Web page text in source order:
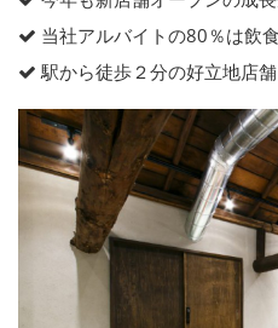
当社アルバイトの80％は飲
駅から徒歩２分の好立地店舗